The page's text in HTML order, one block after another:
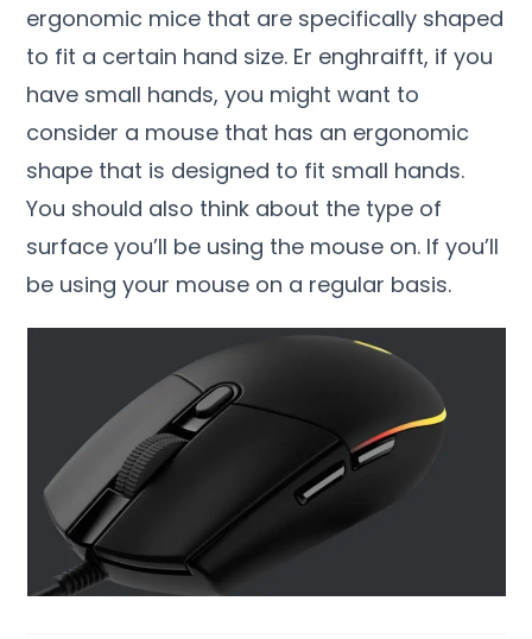
ergonomic mice that are specifically shaped
to fit a certain hand size. Er enghraifft, if you
have small hands,you might want to
consider a mouse that has an ergonomic
shape that is designed to fit small hands.
You should also think about the type of
surface you’ll be using the mouse on. If you’ll
be using your mouse on a regular basis.